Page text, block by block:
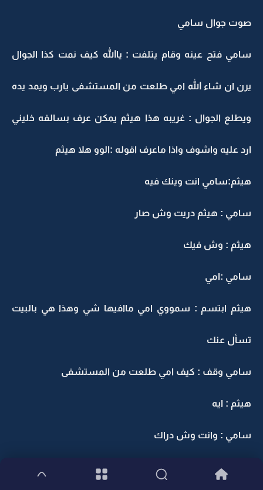
صوت جوال سامي
سامي فتح عينه وقام يتلفت : ياالله كيف نمت كذا الجوال
يرن ان شاء الله امي طلعت من المستشفى يارب ويمد يده
ويطلع الجوال : غريبه هذا هيثم يمكن عرف بسالفه خليني
ارد عليه واشوف واذا ماعرف اقوله :الوو هلا هيثم
هيثم:سامي انت وينك فيه
سامي : هيثم دريت وش صار
هيثم : وش فيك
سامي :امي
هيثم ابتسم : سمووي امي ماافيها شي وهذا هي بالبيت
تسأل عنك
سامي وقف : كيف امي طلعت من المستشفى
هيثم : ايه
سامي : وانت وش دراك
هيثم : انا موجود بالبيت الا انت وينك .؟